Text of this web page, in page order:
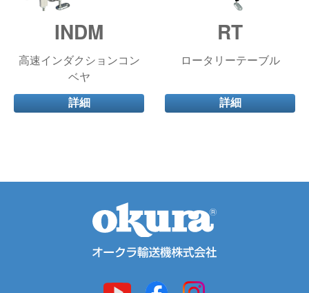
INDM
高速インダクションコン
ベヤ
詳細
RT
ロータリーテーブル
詳細